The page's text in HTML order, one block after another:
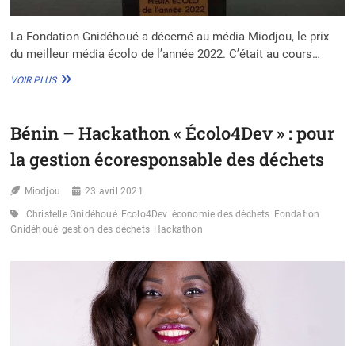
La Fondation Gnidéhoué a décerné au média Miodjou, le prix
du meilleur média écolo de l’année 2022. C’était au cours…
VOIR PLUSBÉNIN :
ÉCOLO
L’ANNÉE
Bénin – Hackathon « Écolo4Dev » : pour
la gestion écoresponsable des déchets
Miodjou 23 avril 2021
Christelle Gnidéhoué Ecolo4Dev économie des déchets Fondation
Gnidéhoué gestion des déchets Hackathon